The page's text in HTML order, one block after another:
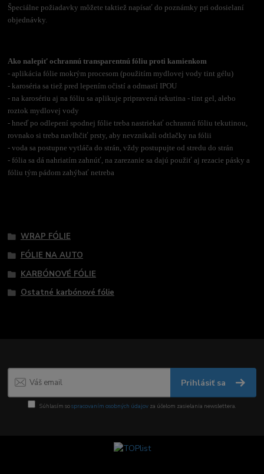
Špeciálne požiadavky môžete taktiež napísať do poznámky pri odosielaní
objednávky.
Ako nalepiť ochrannú transparentnú fóliu proti kamienkom
- aplikácia fólie mokrým procesom (použitím mydlovej vody tint gélu)
- karoséria sa tiež pred lepením očistí a odmastí IPOU
- na karosériu aj na fóliu sa aplikuje pripravená tekutina - tint gel, alebo
roztok mydlovej vody
- hneď po odlepení spodnej fólie treba nastriekať ochrannú fóliu tekutinou,
rovnako si treba navlhčiť prsty, aby nevznikali odtlačky na fólii
- voda sa postupne vytláča do strán, vždy postupujte od stredu do strán
- fólia sa dá nahriatím zahnúť, na zarezanie sa dajú použiť aj rezacie pásky a
fóliu tým pádom zahýbať netreba
WRAP FÓLIE
FÓLIE NA AUTO
KARBÓNOVÉ FÓLIE
Ostatné karbónové fólie
Prihlásiť sa
Súhlasím sospracovaním osobných údajov za účelom zasielania newslettera.